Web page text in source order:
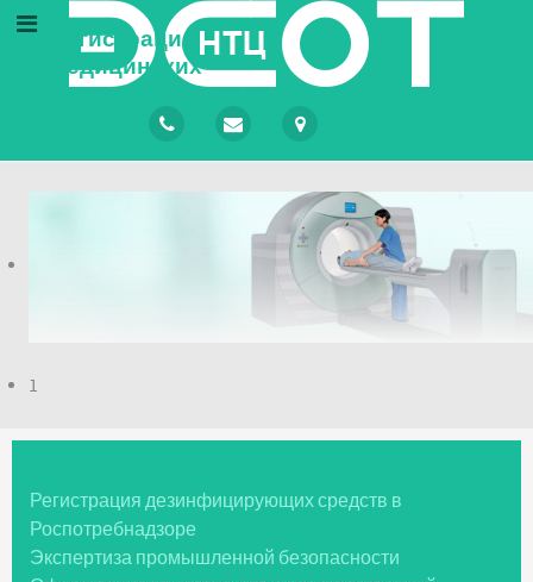
Регистрация
медицинских
изделий
1
Регистрация дезинфицирующих средств в
Роспотребнадзоре
Экспертиза промышленной безопасности